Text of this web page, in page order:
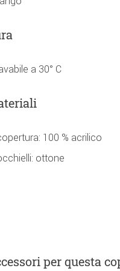
a 30° C
100 % acrilico
ottone
per questa